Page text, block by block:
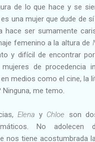
de lo que hace y se
una mujer que dude de
hace ser sumamente
femenino a la altura de
y difícil de encontrar
de procedencia
medios como el cine, la
me temo.
Elena y Chloe son
No adolecen
nos tiene acostumbrada